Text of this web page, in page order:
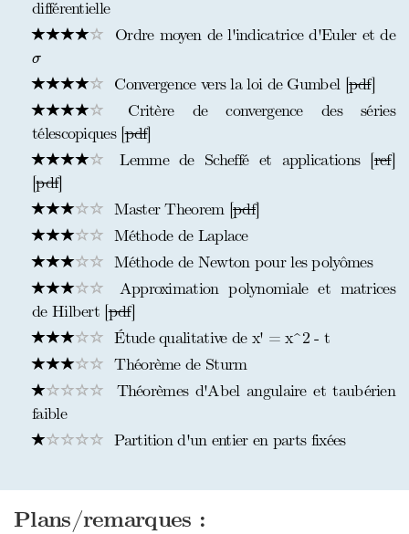
différentielle
Ordre moyen de l'indicatrice d'Euler et de
σ
σ
Convergence vers la loi de Gumbel [pdf]
Critère de convergence des séries
télescopiques [pdf]
Lemme de Scheffé et applications [ref]
[pdf]
Master Theorem [pdf]
Méthode de Laplace
Méthode de Newton pour les polyômes
Approximation polynomiale et matrices
de Hilbert [pdf]
Étude qualitative de x' = x^2 - t
Théorème de Sturm
Théorèmes d'Abel angulaire et taubérien
faible
Partition d'un entier en parts fixées
Plans/remarques :